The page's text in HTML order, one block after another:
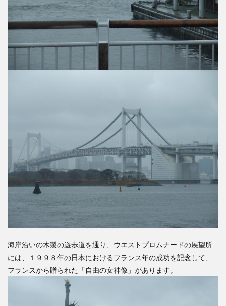
海岸沿いの木製の遊歩道を通り、ウエストプロムナードの展望所
には、１９９８年の日本におけるフランス年の成功を記念して、
フランスから贈られた「自由の女神像」があります。